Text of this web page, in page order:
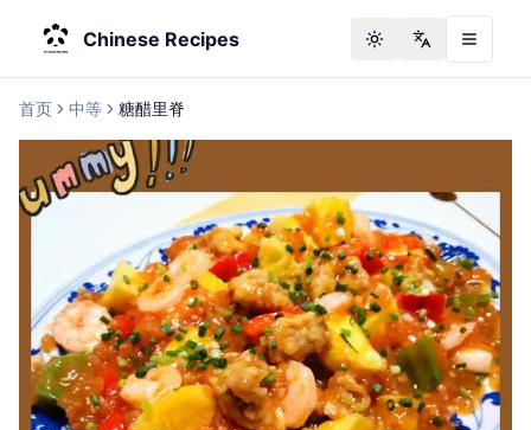
Chinese Recipes Toggle theme
Change
首页 中等 糖醋里脊